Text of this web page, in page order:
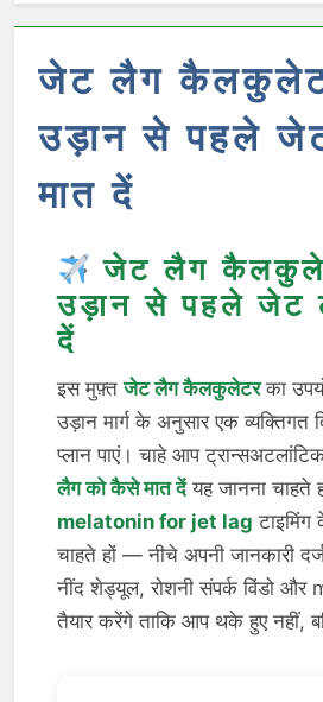
जेट लैग
उड़ान से पहले
मात दें
जेट लैग
उड़ान से पहले जेट
दें
इस मुफ़्तजेट लैग कैलकुलेटरका
उड़ान मार्ग के अनुसार एक व्यक्तिगत
प्लान पाएं। चाहे आप
लैग को कैसे मात देंयह जानना चाहते
melatonin for jet lag टाइमिंग
चाहते हों — नीचे अपनी जानकारी
नींद शेड्यूल, रोशनी संपर्क विंडो
तैयार करेंगे ताकि आप थके हुए नहीं,